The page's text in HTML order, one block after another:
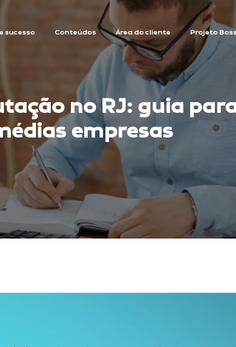
sucesso Conteúdos Área do cliente Projeto
no RJ: guia
empresas